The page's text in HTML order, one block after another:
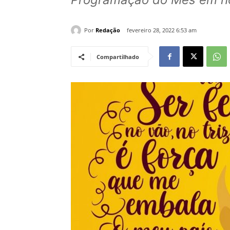
Por Redação fevereiro 28, 2022 6:53 am
Compartilhado